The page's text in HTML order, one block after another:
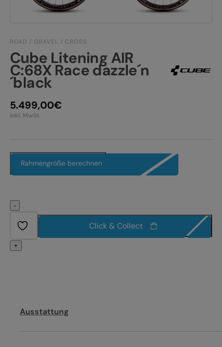
E-BIKE FULLY
E-BIKE TOUR
Alle entdecken
PRODUKTRÜCKRUFE
ROAD / GRAVEL / CROSS
Cube Litening AIR
C:68X Race dazzle´n
´black
5.499,00€
inkl. MwSt.
Rahmengröße berechnen
-
+
Click & Collect
Ausstattung